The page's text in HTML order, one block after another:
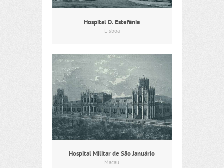
Hospital D. Estefânia
Lisboa
Hospital Militar de São Januário
Macau